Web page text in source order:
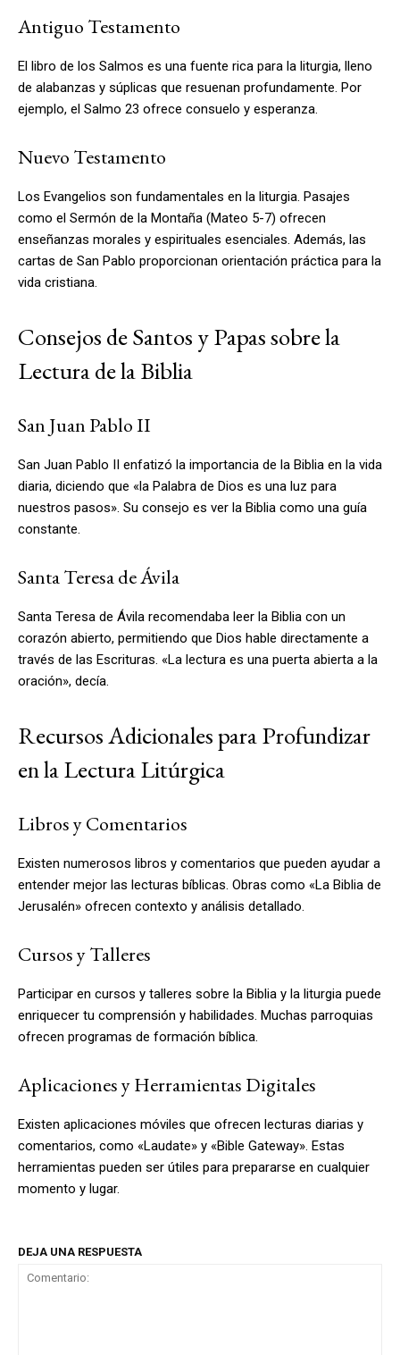
Antiguo Testamento
El libro de los Salmos es una fuente rica para la liturgia, lleno
de alabanzas y súplicas que resuenan profundamente. Por
ejemplo, el Salmo 23 ofrece consuelo y esperanza.
Nuevo Testamento
Los Evangelios son fundamentales en la liturgia. Pasajes
como el Sermón de la Montaña (Mateo 5-7) ofrecen
enseñanzas morales y espirituales esenciales. Además, las
cartas de San Pablo proporcionan orientación práctica para la
vida cristiana.
Consejos de Santos y Papas sobre la
Lectura de la Biblia
San Juan Pablo II
San Juan Pablo II enfatizó la importancia de la Biblia en la vida
diaria, diciendo que «la Palabra de Dios es una luz para
nuestros pasos». Su consejo es ver la Biblia como una guía
constante.
Santa Teresa de Ávila
Santa Teresa de Ávila recomendaba leer la Biblia con un
corazón abierto, permitiendo que Dios hable directamente a
través de las Escrituras. «La lectura es una puerta abierta a la
oración», decía.
Recursos Adicionales para Profundizar
en la Lectura Litúrgica
Libros y Comentarios
Existen numerosos libros y comentarios que pueden ayudar a
entender mejor las lecturas bíblicas. Obras como «La Biblia de
Jerusalén» ofrecen contexto y análisis detallado.
Cursos y Talleres
Participar en cursos y talleres sobre la Biblia y la liturgia puede
enriquecer tu comprensión y habilidades. Muchas parroquias
ofrecen programas de formación bíblica.
Aplicaciones y Herramientas Digitales
Existen aplicaciones móviles que ofrecen lecturas diarias y
comentarios, como «Laudate» y «Bible Gateway». Estas
herramientas pueden ser útiles para prepararse en cualquier
momento y lugar.
DEJA UNA RESPUESTA